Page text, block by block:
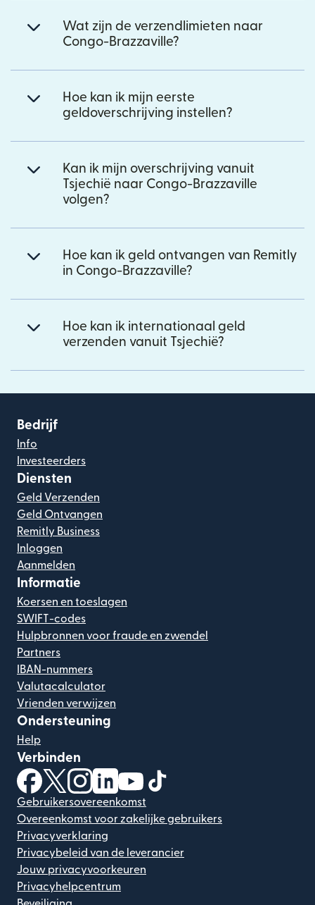
Wat zijn de verzendlimieten naar
Congo-Brazzaville?
Hoe kan ik mijn eerste
geldoverschrijving instellen?
Kan ik mijn overschrijving vanuit
Tsjechië naar Congo-Brazzaville
volgen?
Hoe kan ik geld ontvangen van Remitly
in Congo-Brazzaville?
Hoe kan ik internationaal geld
verzenden vanuit Tsjechië?
Bedrijf
Info
Investeerders
Diensten
Geld Verzenden
Geld Ontvangen
Remitly Business
Inloggen
Aanmelden
Informatie
Koersen en toeslagen
SWIFT-codes
Hulpbronnen voor fraude en zwendel
Partners
IBAN-nummers
Valutacalculator
Vrienden verwijzen
Ondersteuning
Help
Verbinden
(wordt geopend in een nieuw venster)
(wordt geopend in een nieuw venster)
(wordt geopend in een nieuw venster)
(wordt geopend in een nieuw venster)
(wordt geopend in een nieuw
Gebruikersovereenkomst
Overeenkomst voor zakelijke gebruikers
Privacyverklaring
Privacybeleid van de leverancier
Jouw privacyvoorkeuren
Privacyhelpcentrum